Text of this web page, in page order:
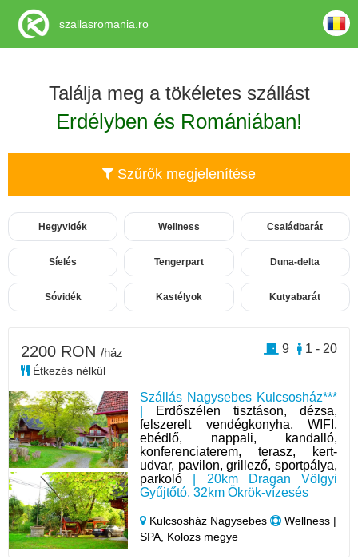
Találja meg a tökéletes szállást
Erdélyben és Romániában!
Szűrők megjelenítése
Hegyvidék Wellness Családbarát
Síelés Tengerpart Duna-delta
Sóvidék Kastélyok Kutyabarát
Szállás Nagysebes Kulcsosház***
Erdőszélen tisztáson, dézsa,
felszerelt vendégkonyha, WIFI,
ebédlő, nappali, kandalló,
konferenciaterem, terasz, kert-
udvar, pavilon, grillező, sportpálya,
parkoló | 20km Dragan Völgyi
Gyűjtőtó, 32km Ökrök-vízesés
Kulcsosház Nagysebes
Wellness |
SPA, Kolozs megye
2200 RON /ház
Étkezés nélkül
1 - 20
9
szallasromania.ro